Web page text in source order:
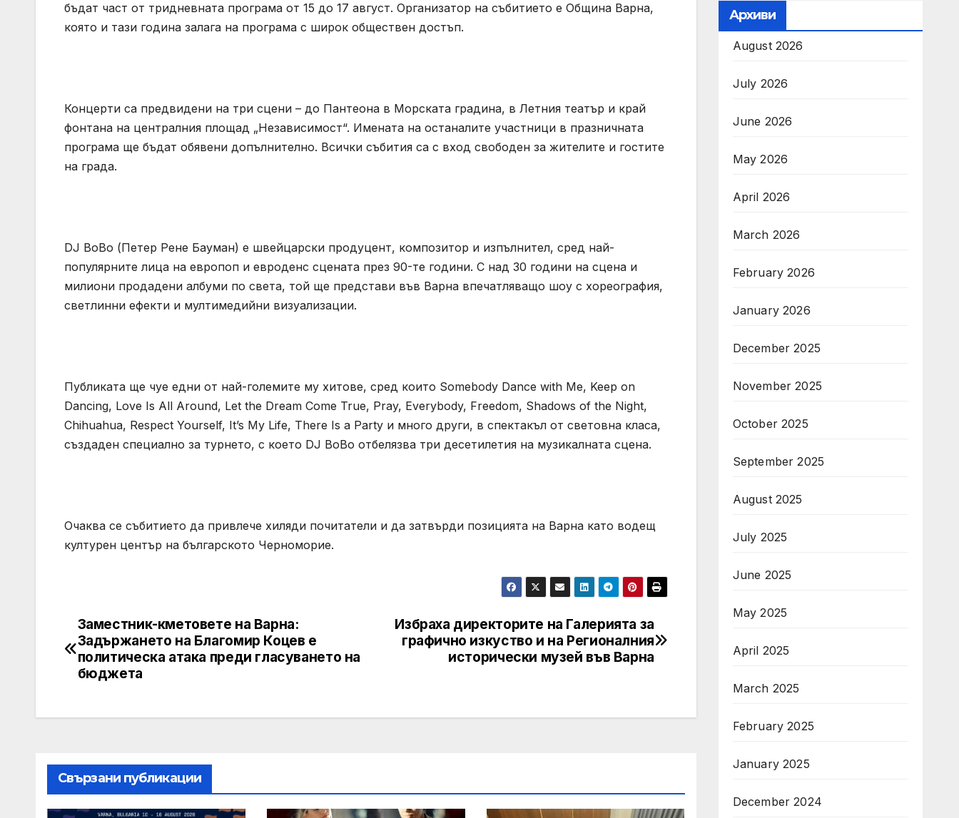
бъдат част от тридневната програма от 15 до 17 август. Организатор на събитието е Община Варна,
която и тази година залага на програма с широк обществен достъп.
Концерти са предвидени на три сцени – до Пантеона в Морската градина, в Летния театър и край
фонтана на централния площад „Независимост“. Имената на останалите участници в празничната
програма ще бъдат обявени допълнително. Всички събития са с вход свободен за жителите и гостите
на града.
DJ BoBo (Петер Рене Бауман) е швейцарски продуцент, композитор и изпълнител, сред най-
популярните лица на европоп и евроденс сцената през 90-те години. С над 30 години на сцена и
милиони продадени албуми по света, той ще представи във Варна впечатляващо шоу с хореография,
светлинни ефекти и мултимедийни визуализации.
Публиката ще чуе едни от най-големите му хитове, сред които Somebody Dance with Me, Keep on
Dancing, Love Is All Around, Let the Dream Come True, Pray, Everybody, Freedom, Shadows of the Night,
Chihuahua, Respect Yourself, It’s My Life, There Is a Party и много други, в спектакъл от световна класа,
създаден специално за турнето, с което DJ BoBo отбелязва три десетилетия на музикалната сцена.
Очаква се събитието да привлече хиляди почитатели и да затвърди позицията на Варна като водещ
културен център на българското Черноморие.
Post
navigation
Избраха директорите на Галерията за
графично изкуство и на Регионалния
исторически музей във Варна
Заместник-кметовете на Варна:
Задържането на Благомир Коцев е
политическа атака преди гласуването на
бюджета
Свързани публикации
Архиви
August 2026
July 2026
June 2026
May 2026
April 2026
March 2026
February 2026
January 2026
December 2025
November 2025
October 2025
September 2025
August 2025
July 2025
June 2025
May 2025
April 2025
March 2025
February 2025
January 2025
December 2024